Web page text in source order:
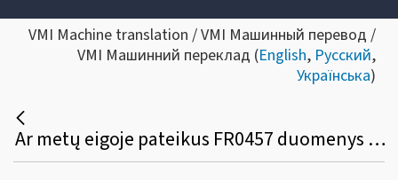
VMI Machine translation / VMI Машинный перевод /
VMI Машинний переклад (English, Русский,
Українська)
Ar metų eigoje pateikus FR0457 duomenys persikels į i.APS automatiškai?